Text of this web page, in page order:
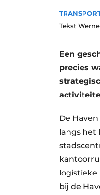
Tekst
Een
precies
De
langs het
logistieke
bij de